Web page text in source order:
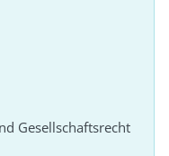
Gesellschaftsrecht